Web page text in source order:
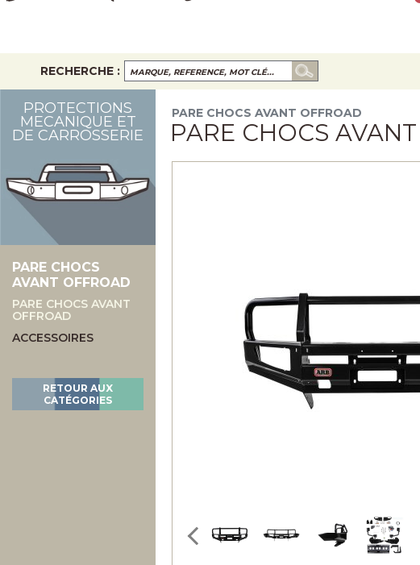
RECHERCHE :
PROTECTIONS
MECANIQUE ET
DE CARROSSERIE
PARE CHOCS
AVANT OFFROAD
PARE CHOCS AVANT
OFFROAD
ACCESSOIRES
RETOUR AUX
CATÉGORIES
PARE CHOCS AVANT OFFROAD
PARE CHOCS